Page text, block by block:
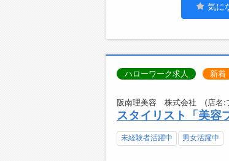
気に
ハローワーク求人 新着
阪南理美容 株式会社 (店名:
スタイリスト「美容
未経験者活躍中 男女活躍中